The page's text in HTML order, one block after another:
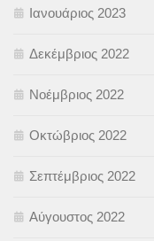
Ιανουάριος 2023
Δεκέμβριος 2022
Νοέμβριος 2022
Οκτώβριος 2022
Σεπτέμβριος 2022
Αύγουστος 2022